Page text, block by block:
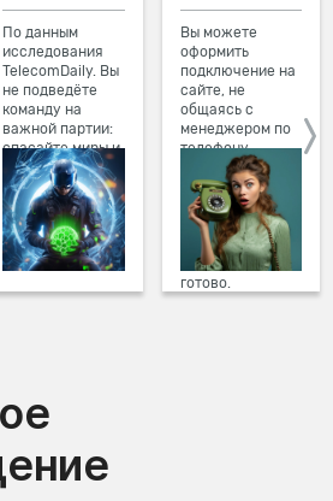
По данным
исследования
TelecomDaily. Вы
не подведёте
команду на
важной партии:
спасайте миры и
побеждайте с
друзьями в
онлайн-играх.
Вы можете
оформить
подключение на
сайте, не
общаясь с
менеджером по
телефону.
Просто в три
клика заполните
форму заявки на
сайте, выберите
дату и время
подключения,
готово.